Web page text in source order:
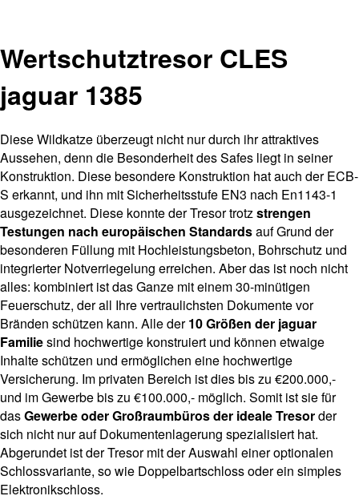
Wertschutztresor CLES
jaguar 1385
Diese Wildkatze überzeugt nicht nur durch ihr attraktives
Aussehen, denn die Besonderheit des Safes liegt in seiner
Konstruktion. Diese besondere Konstruktion hat auch der ECB-
S erkannt, und ihn mit Sicherheitsstufe EN3 nach En1143-1
ausgezeichnet. Diese konnte der Tresor trotzstrengen
Testungen nach europäischen Standardsauf Grund der
besonderen Füllung mit Hochleistungsbeton, Bohrschutz und
integrierter Notverriegelung erreichen. Aber das ist noch nicht
alles: kombiniert ist das Ganze mit einem 30-minütigen
Feuerschutz, der all Ihre vertraulichsten Dokumente vor
Bränden schützen kann. Alle der10 Größen der jaguar
Familiesind hochwertige konstruiert und können etwaige
Inhalte schützen und ermöglichen eine hochwertige
Versicherung. Im privaten Bereich ist dies bis zu €200.000,-
und im Gewerbe bis zu €100.000,- möglich. Somit ist sie für
dasGewerbe oder Großraumbüros der ideale Tresorder
sich nicht nur auf Dokumentenlagerung spezialisiert hat.
Abgerundet ist der Tresor mit der Auswahl einer optionalen
Schlossvariante, so wie Doppelbartschloss oder ein simples
Elektronikschloss.